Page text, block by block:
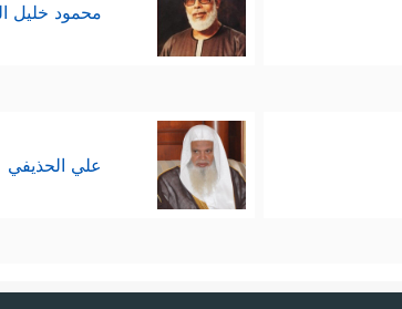
محمود خليل
علي الحذيفي